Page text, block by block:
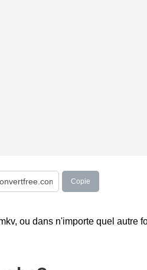
Copie
ou dans n'importe quel autre